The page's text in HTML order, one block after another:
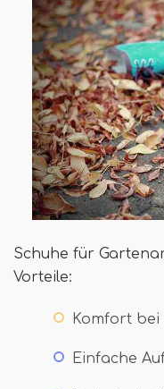
Schuhe für
Vorteile:
Komfort bei
Einfache